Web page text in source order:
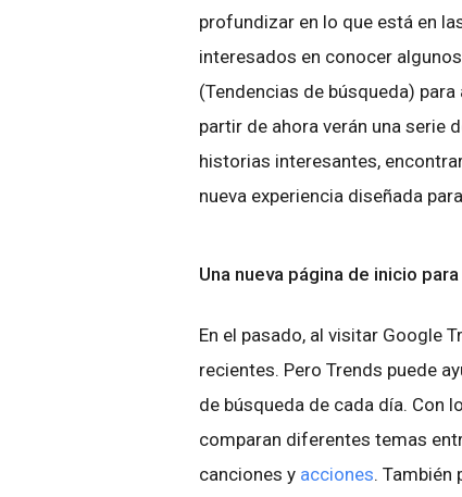
profundizar en lo que está en
interesados en conocer
(Tendencias de búsqueda)
partir de ahora verán una serie
historias interesantes,
nueva experiencia diseñada
Una nueva página de inicio
En el pasado, al visitar Google
recientes. Pero Trends puede
de búsqueda de cada día. Con
comparan diferentes temas
canciones y acciones. También